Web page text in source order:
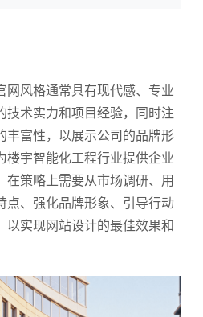
网风格通常具有现代感、专业
技术实力和项目经验，同时注
丰富性，以展示公司的品牌形
楼宇智能化工程行业提供企业
在策略上需要从市场调研、用
点、强化品牌形象、引导行动
以实现网站设计的最佳效果和